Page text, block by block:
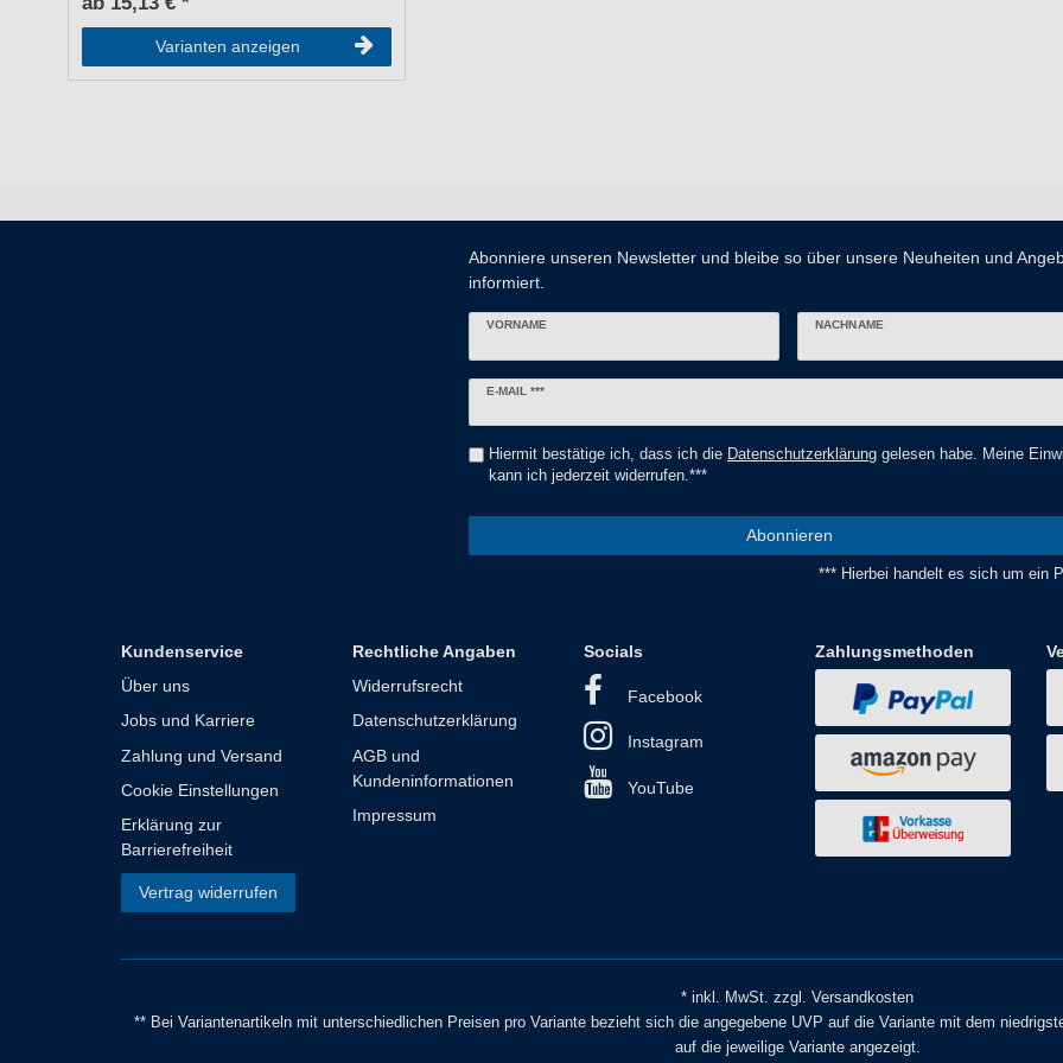
Varianten anzeigen
Abonniere unseren Newsletter und bleibe so über unsere Neuheiten und
informiert.
VORNAME NACHNAME
E-MAIL ***
Newsletter
Hiermit bestätige ich, dass ich die Daten­schutz­erklärung gelesen habe. Meine
kann ich jederzeit widerrufen.***
Abonnieren
*** Hierbei handelt es sich um ein
Kundenservice
Über uns
Jobs und Karriere
Zahlung und Versand
Cookie Einstellungen
Erklärung zur
Barrierefreiheit
Vertrag widerrufen
Rechtliche Angaben
Widerrufsrecht
Datenschutzerklärung
AGB und
Kundeninformationen
Impressum
Socials
Facebook
Instagram
YouTube
Zahlungsmethoden
* inkl. MwSt. zzgl. Versandkosten
** Bei Variantenartikeln mit unterschiedlichen Preisen pro Variante bezieht sich die angegebene UVP auf die Variante mit dem
auf die jeweilige Variante angezeigt.